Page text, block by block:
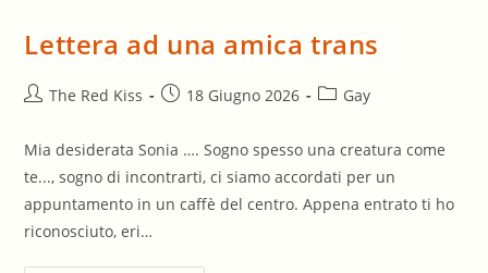
Lettera ad una amica trans
AutoreThe Red Kiss
Articolo18 Giugno 2026
Categoria
Gay
Mia desiderata Sonia …. Sogno spesso una creatura come
te..., sogno di incontrarti, ci siamo accordati per un
appuntamento in un caffè del centro. Appena entrato ti ho
riconosciuto, eri…